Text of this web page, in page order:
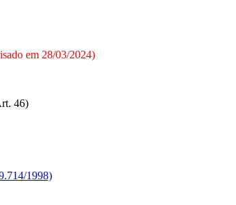
em 28/03/2024)
46)
1998)